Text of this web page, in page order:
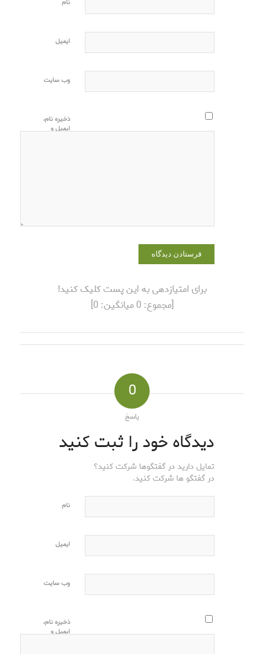
نام
ایمیل
وب‌ سایت
ذخیره نام،
ایمیل و
برای امتیازدهی به این پست کلیک کنید!
[مجموع: 0میانگین: 0
]
0
پاسخ
دیدگاه خود را ثبت کنید
تمایل دارید در گفتگوها شرکت کنید؟
در گفتگو ها شرکت کنید.
نام
ایمیل
وب‌ سایت
ذخیره نام،
ایمیل و